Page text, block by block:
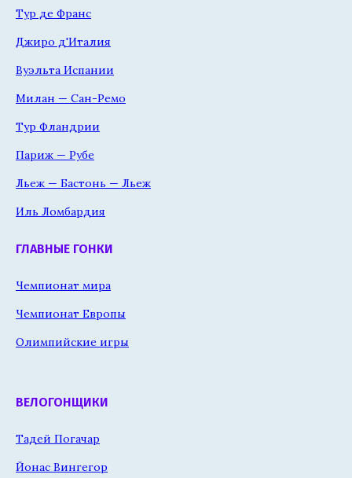
Тур де Франс
Джиро д'Италия
Вуэльта Испании
Милан — Сан-Ремо
Тур Фландрии
Париж — Рубе
Льеж — Бастонь — Льеж
Иль Ломбардия
ГЛАВНЫЕ ГОНКИ
Чемпионат мира
Чемпионат Европы
Олимпийские игры
ВЕЛОГОНЩИКИ
Тадей Погачар
Йонас Вингегор